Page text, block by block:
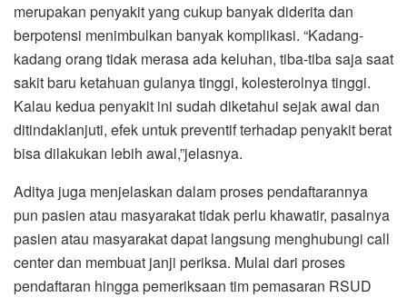
merupakan penyakit yang cukup banyak diderita dan
berpotensi menimbulkan banyak komplikasi. “Kadang-
kadang orang tidak merasa ada keluhan, tiba-tiba saja saat
sakit baru ketahuan gulanya tinggi, kolesterolnya tinggi.
Kalau kedua penyakit ini sudah diketahui sejak awal dan
ditindaklanjuti, efek untuk preventif terhadap penyakit berat
bisa dilakukan lebih awal,”jelasnya.
Aditya juga menjelaskan dalam proses pendaftarannya
pun pasien atau masyarakat tidak perlu khawatir, pasalnya
pasien atau masyarakat dapat langsung menghubungi call
center dan membuat janji periksa. Mulai dari proses
pendaftaran hingga pemeriksaan tim pemasaran RSUD